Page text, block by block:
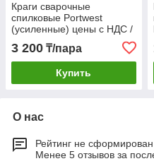
Краги сварочные
спилковые Portwest
(усиленные) цены с НДС /
3 200 ₸/пара
Купить
О нас
Рейтинг не сформирован
Менее 5 отзывов за